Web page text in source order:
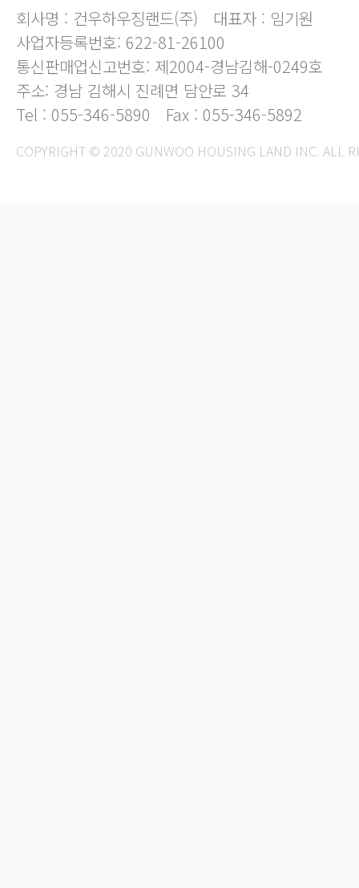
회사명 : 건우하우징랜드(주)
대표자 : 임기원
사업자등록번호: 622-81-26100
통신판매업신고번호: 제2004-경남김해-0249호
주소: 경남 김해시 진례면 담안로 34
Tel : 055-346-5890
Fax : 055-346-5892
COPYRIGHT © 2020 GUNWOO HOUSING LAND INC. ALL